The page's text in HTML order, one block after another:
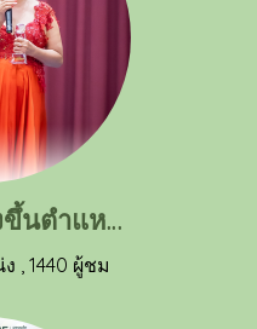
งานเลี้ยงฉลองขึ้นตำแหน่งแชร์แมนคุณศศิรัตน์ พูลพิพัฒน์ไพศาล
1440 ผู้ชม